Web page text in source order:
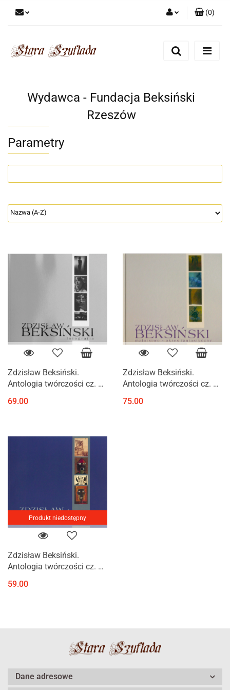
Zarejestruj się
(0)
Wydawca - Fundacja Beksiński
Rzeszów
Parametry
Zdzisław Beksiński.
Antologia twórczości cz. 1 -
69.00
Zdzisław Beksiński.
Antologia twórczości cz. 3 -
fantastyczny
75.00
Produkt niedostępny
Zdzisław Beksiński.
Antologia twórczości cz. 2 -
59.00
Dane adresowe